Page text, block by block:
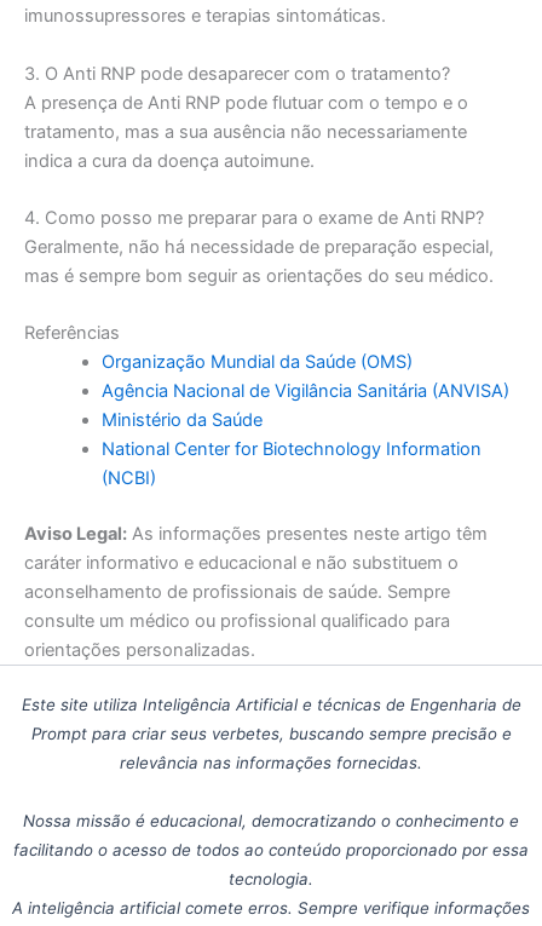
imunossupressores e terapias sintomáticas.
3. O Anti RNP pode desaparecer com o tratamento?
A presença de Anti RNP pode flutuar com o tempo e o
tratamento, mas a sua ausência não necessariamente
indica a cura da doença autoimune.
4. Como posso me preparar para o exame de Anti RNP?
Geralmente, não há necessidade de preparação especial,
mas é sempre bom seguir as orientações do seu médico.
Referências
Organização Mundial da Saúde (OMS)
Agência Nacional de Vigilância Sanitária (ANVISA)
Ministério da Saúde
National Center for Biotechnology Information
(NCBI)
Aviso Legal: As informações presentes neste artigo têm
caráter informativo e educacional e não substituem o
aconselhamento de profissionais de saúde. Sempre
consulte um médico ou profissional qualificado para
orientações personalizadas.
Este site utiliza Inteligência Artificial e técnicas de Engenharia de
Prompt para criar seus verbetes, buscando sempre precisão e
relevância nas informações fornecidas.
Nossa missão é educacional, democratizando o conhecimento e
facilitando o acesso de todos ao conteúdo proporcionado por essa
tecnologia.
A inteligência artificial comete erros. Sempre verifique informações